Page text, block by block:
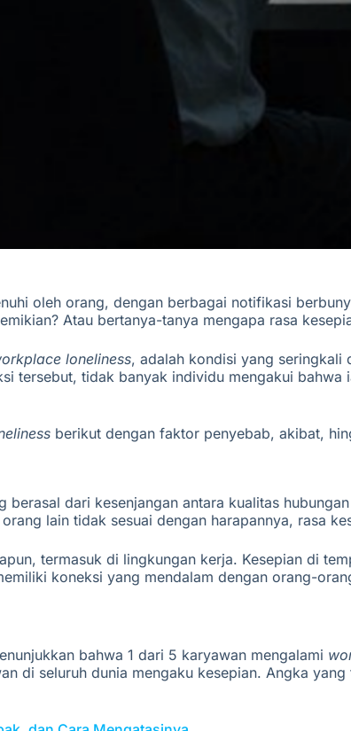
oleh orang, dengan berbagai notifikasi
Atau bertanya-tanya mengapa rasa
loneliness, adalah kondisi yang seringkali
tersebut, tidak banyak individu mengakui
berikut dengan faktor penyebab, akibat,
dari kesenjangan antara kualitas
lain tidak sesuai dengan harapannya, rasa
termasuk di lingkungan kerja. Kesepian di
koneksi yang mendalam dengan orang-
bahwa 1 dari 5 karyawan mengalami
di seluruh dunia mengaku kesepian. Angka